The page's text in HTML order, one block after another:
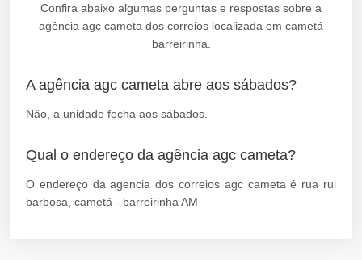
Confira abaixo algumas perguntas e respostas sobre a
agência agc cameta dos correios localizada em cametá
barreirinha.
A agência agc cameta abre aos sábados?
Não, a unidade fecha aos sábados.
Qual o endereço da agência agc cameta?
O endereço da agencia dos correios agc cameta é rua rui
barbosa, cametá - barreirinha AM